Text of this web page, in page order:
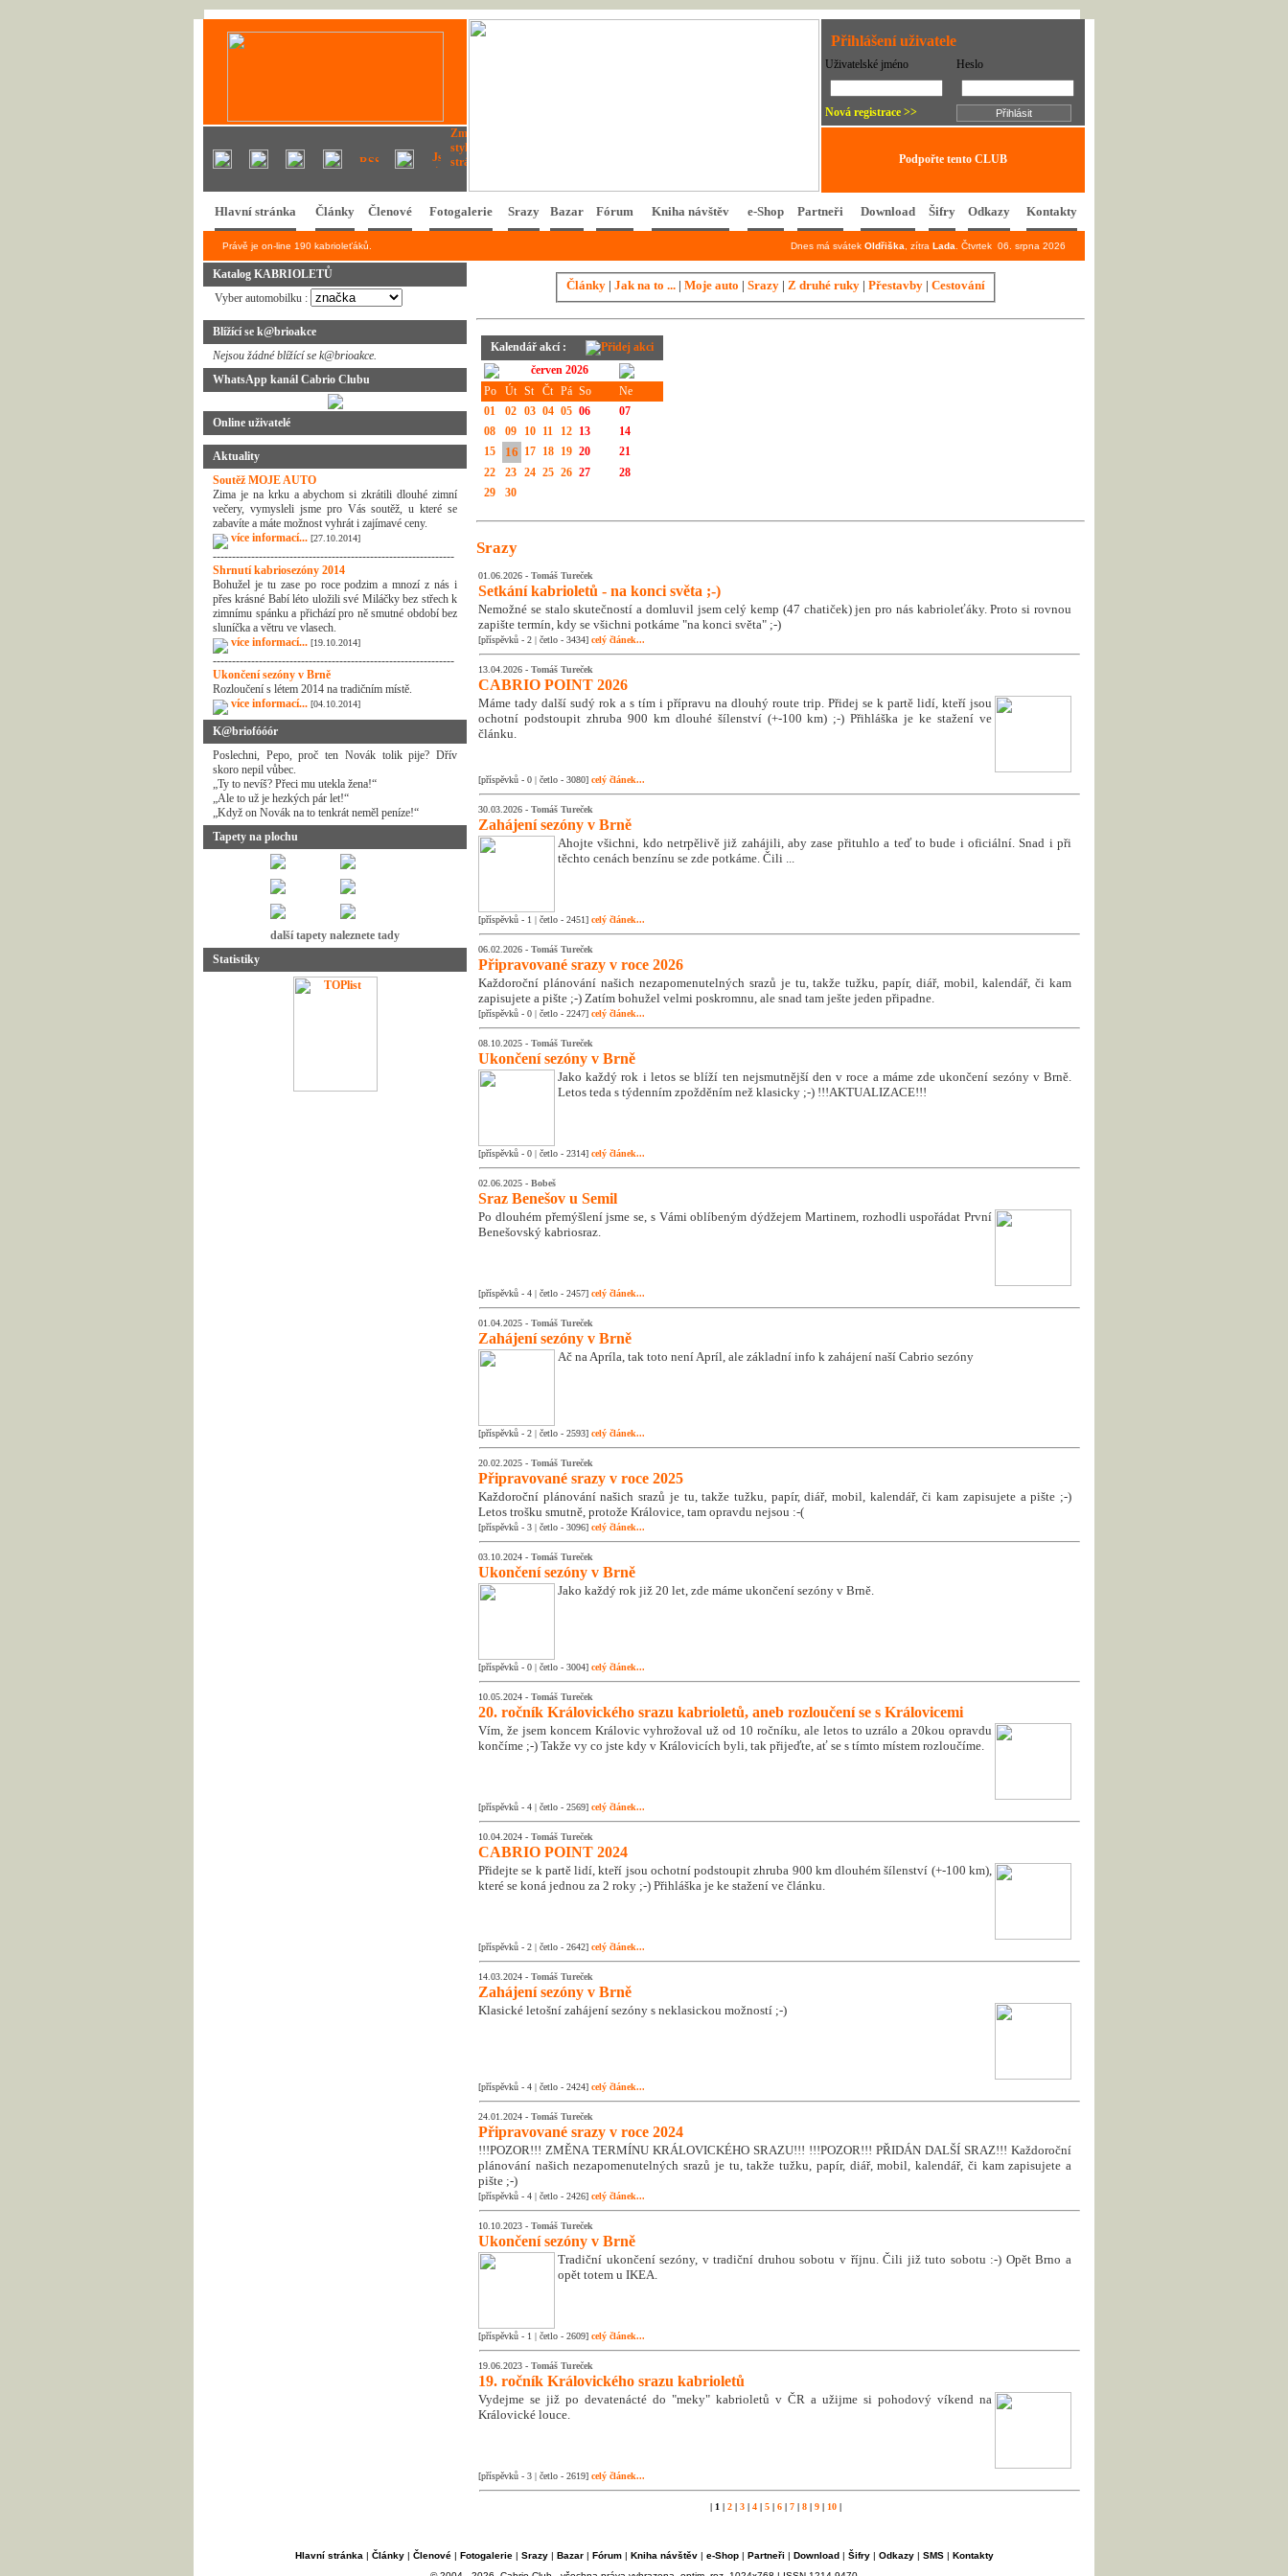
Přihlášení uživatele
Uživatelské jméno Heslo
Nová registrace >>
Podpořte tento CLUB
Hlavní stránka Články Členové Fotogalerie Srazy Bazar Fórum Kniha návštěv e-Shop Partneři Download Šifry Odkazy Kontakty
Právě je on-line 190 kabrioleťáků. Dnes má svátek Oldřiška , zítra Lada . Čtvrtek 06. srpna 2026
Katalog KABRIOLETŮ
Vyber automobilku :
Blížící se k@brioakce
Nejsou žádné blížící se k@brioakce.
WhatsApp kanál Cabrio Clubu
Online uživatelé
Aktuality
Soutěž MOJE AUTO
Zima je na krku a abychom si zkrátili dlouhé zimní
večery, vymysleli jsme pro Vás soutěž, u které se
zabavíte a máte možnost vyhrát i zajímavé ceny.
více informací... [27.10.2014]
---------------------------------------------------------------
Shrnutí kabriosezóny 2014
Bohužel je tu zase po roce podzim a mnozí z nás i
přes krásné Babí léto uložili své Miláčky bez střech k
zimnímu spánku a přichází pro ně smutné období bez
sluníčka a větru ve vlasech.
více informací... [19.10.2014]
---------------------------------------------------------------
Ukončení sezóny v Brně
Rozloučení s létem 2014 na tradičním místě.
více informací... [04.10.2014]
K@briofóóór
Poslechni, Pepo, proč ten Novák tolik pije? Dřív
skoro nepil vůbec.
„Ty to nevíš? Přeci mu utekla žena!“
„Ale to už je hezkých pár let!“
„Když on Novák na to tenkrát neměl peníze!“
Tapety na plochu
další tapety naleznete tady
Statistiky
Články | Jak na to ... | Moje auto | Srazy | Z druhé ruky | Přestavby | Cestování
Kalendář akcí :
červen 2026
Po
Út St Čt Pá So
Ne
01
02 03 04 05 06
07
08
09 10 11 12 13
14
15
16 17 18 19 20
21
22
23 24 25 26 27
28
29
30
Srazy
01.06.2026 - Tomáš Tureček
Setkání kabrioletů - na konci světa ;-)
Nemožné se stalo skutečností a domluvil jsem celý kemp (47 chatiček) jen pro nás kabrioleťáky. Proto si rovnou
zapište termín, kdy se všichni potkáme "na konci světa" ;-)
[příspěvků - 2 | četlo - 3434] celý článek...
13.04.2026 - Tomáš Tureček
CABRIO POINT 2026
Máme tady další sudý rok a s tím i přípravu na dlouhý route trip. Přidej se k partě lidí, kteří jsou
ochotní podstoupit zhruba 900 km dlouhé šílenství (+-100 km) ;-) Přihláška je ke stažení ve
článku.
[příspěvků - 0 | četlo - 3080] celý článek...
30.03.2026 - Tomáš Tureček
Zahájení sezóny v Brně
Ahojte všichni, kdo netrpělivě již zahájili, aby zase přituhlo a teď to bude i oficiální. Snad i při
těchto cenách benzínu se zde potkáme. Čili ...
[příspěvků - 1 | četlo - 2451] celý článek...
06.02.2026 - Tomáš Tureček
Připravované srazy v roce 2026
Každoroční plánování našich nezapomenutelných srazů je tu, takže tužku, papír, diář, mobil, kalendář, či kam
zapisujete a pište ;-) Zatím bohužel velmi poskromnu, ale snad tam ješte jeden připadne.
[příspěvků - 0 | četlo - 2247] celý článek...
08.10.2025 - Tomáš Tureček
Ukončení sezóny v Brně
Jako každý rok i letos se blíží ten nejsmutnější den v roce a máme zde ukončení sezóny v Brně.
Letos teda s týdenním zpožděním než klasicky ;-) !!!AKTUALIZACE!!!
[příspěvků - 0 | četlo - 2314] celý článek...
02.06.2025 - Bobeš
Sraz Benešov u Semil
Po dlouhém přemýšlení jsme se, s Vámi oblíbeným dýdžejem Martinem, rozhodli uspořádat První
Benešovský kabriosraz.
[příspěvků - 4 | četlo - 2457] celý článek...
01.04.2025 - Tomáš Tureček
Zahájení sezóny v Brně
Ač na Apríla, tak toto není Apríl, ale základní info k zahájení naší Cabrio sezóny
[příspěvků - 2 | četlo - 2593] celý článek...
20.02.2025 - Tomáš Tureček
Připravované srazy v roce 2025
Každoroční plánování našich srazů je tu, takže tužku, papír, diář, mobil, kalendář, či kam zapisujete a pište ;-)
Letos trošku smutně, protože Královice, tam opravdu nejsou :-(
[příspěvků - 3 | četlo - 3096] celý článek...
03.10.2024 - Tomáš Tureček
Ukončení sezóny v Brně
Jako každý rok již 20 let, zde máme ukončení sezóny v Brně.
[příspěvků - 0 | četlo - 3004] celý článek...
10.05.2024 - Tomáš Tureček
20. ročník Královického srazu kabrioletů, aneb rozloučení se s Královicemi
Vím, že jsem koncem Královic vyhrožoval už od 10 ročníku, ale letos to uzrálo a 20kou opravdu
končíme ;-) Takže vy co jste kdy v Královicích byli, tak přijeďte, ať se s tímto místem rozloučíme.
[příspěvků - 4 | četlo - 2569] celý článek...
10.04.2024 - Tomáš Tureček
CABRIO POINT 2024
Přidejte se k partě lidí, kteří jsou ochotní podstoupit zhruba 900 km dlouhém šílenství (+-100 km),
které se koná jednou za 2 roky ;-) Přihláška je ke stažení ve článku.
[příspěvků - 2 | četlo - 2642] celý článek...
14.03.2024 - Tomáš Tureček
Zahájení sezóny v Brně
Klasické letošní zahájení sezóny s neklasickou možností ;-)
[příspěvků - 4 | četlo - 2424] celý článek...
24.01.2024 - Tomáš Tureček
Připravované srazy v roce 2024
!!!POZOR!!! ZMĚNA TERMÍNU KRÁLOVICKÉHO SRAZU!!! !!!POZOR!!! PŘIDÁN DALŠÍ SRAZ!!! Každoroční
plánování našich nezapomenutelných srazů je tu, takže tužku, papír, diář, mobil, kalendář, či kam zapisujete a
pište ;-)
[příspěvků - 4 | četlo - 2426] celý článek...
10.10.2023 - Tomáš Tureček
Ukončení sezóny v Brně
Tradiční ukončení sezóny, v tradiční druhou sobotu v říjnu. Čili již tuto sobotu :-) Opět Brno a
opět totem u IKEA.
[příspěvků - 1 | četlo - 2609] celý článek...
19.06.2023 - Tomáš Tureček
19. ročník Královického srazu kabrioletů
Vydejme se již po devatenácté do "meky" kabrioletů v ČR a užijme si pohodový víkend na
Královické louce.
[příspěvků - 3 | četlo - 2619] celý článek...
| 1 | 2 | 3 | 4 | 5 | 6 | 7 | 8 | 9 | 10 |
Hlavní stránka | Články| Členové| Fotogalerie| Srazy| Bazar| Fórum| Kniha návštěv| e-Shop| Partneři | Download| Šifry| Odkazy| SMS| Kontakty